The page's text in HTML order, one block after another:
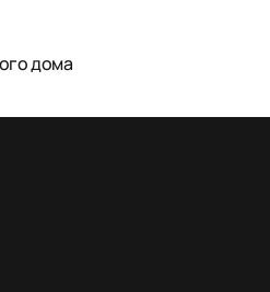
дома